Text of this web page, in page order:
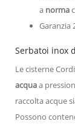
a norma
Garanzia
Serbatoi inox
Le cisterne
acquaa
raccolta acque
Possono